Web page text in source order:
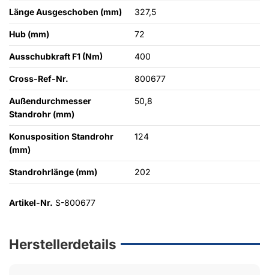
Länge Ausgeschoben (mm) 327,5
Hub (mm) 72
Ausschubkraft F1 (Nm) 400
Cross-Ref-Nr. 800677
Außendurchmesser
Standrohr (mm)
50,8
Konusposition Standrohr
(mm)
124
Standrohrlänge (mm) 202
Artikel-Nr. S-800677
Herstellerdetails